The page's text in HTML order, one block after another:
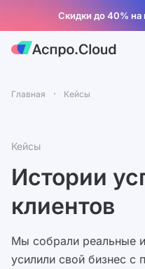
Скидки до 40%
Главная Кейсы
Кейсы
Истории
клиентов
Мы собрали реальные
усилили свой бизнес